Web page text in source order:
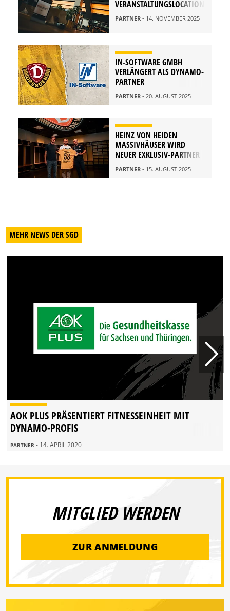
VERANSTALTUNGSLOCATION
PARTNER - 14. NOVEMBER 2025
IN-SOFTWARE GMBH
VERLÄNGERT ALS DYNAMO-
PARTNER
PARTNER - 20. AUGUST 2025
HEINZ VON HEIDEN
MASSIVHÄUSER WIRD
NEUER EXKLUSIV-PARTNER
PARTNER - 15. AUGUST 2025
MEHR NEWS DER SGD
AOK PLUS PRÄSENTIERT FITNESSEINHEIT MIT
DYNAMO-PROFIS
PARTNER - 14. APRIL 2020
MITGLIED WERDEN
ZUR ANMELDUNG